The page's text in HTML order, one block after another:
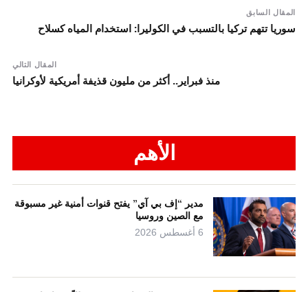
المقال السابق
سوريا تتهم تركيا بالتسبب في الكوليرا: استخدام المياه كسلاح
المقال التالي
منذ فبراير.. أكثر من مليون قذيفة أمريكية لأوكرانيا
الأهم
مدير “إف بي آي” يفتح قنوات أمنية غير مسبوقة
مع الصين وروسيا
6 أغسطس 2026